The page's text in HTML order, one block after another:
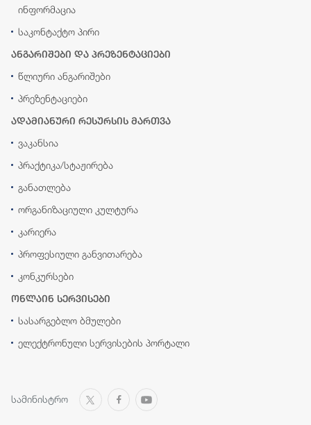
ინფორმაცია
საკონტაქტო პირი
ანგარიშები და პრეზენტაციები
წლიური ანგარიშები
პრეზენტაციები
ადამიანური რესურსის მართვა
ვაკანსია
პრაქტიკა/სტაჟირება
განათლება
ორგანიზაციული კულტურა
კარიერა
პროფესიული განვითარება
კონკურსები
ონლაინ სერვისები
სასარგებლო ბმულები
ელექტრონული სერვისების პორტალი
სამინისტრო